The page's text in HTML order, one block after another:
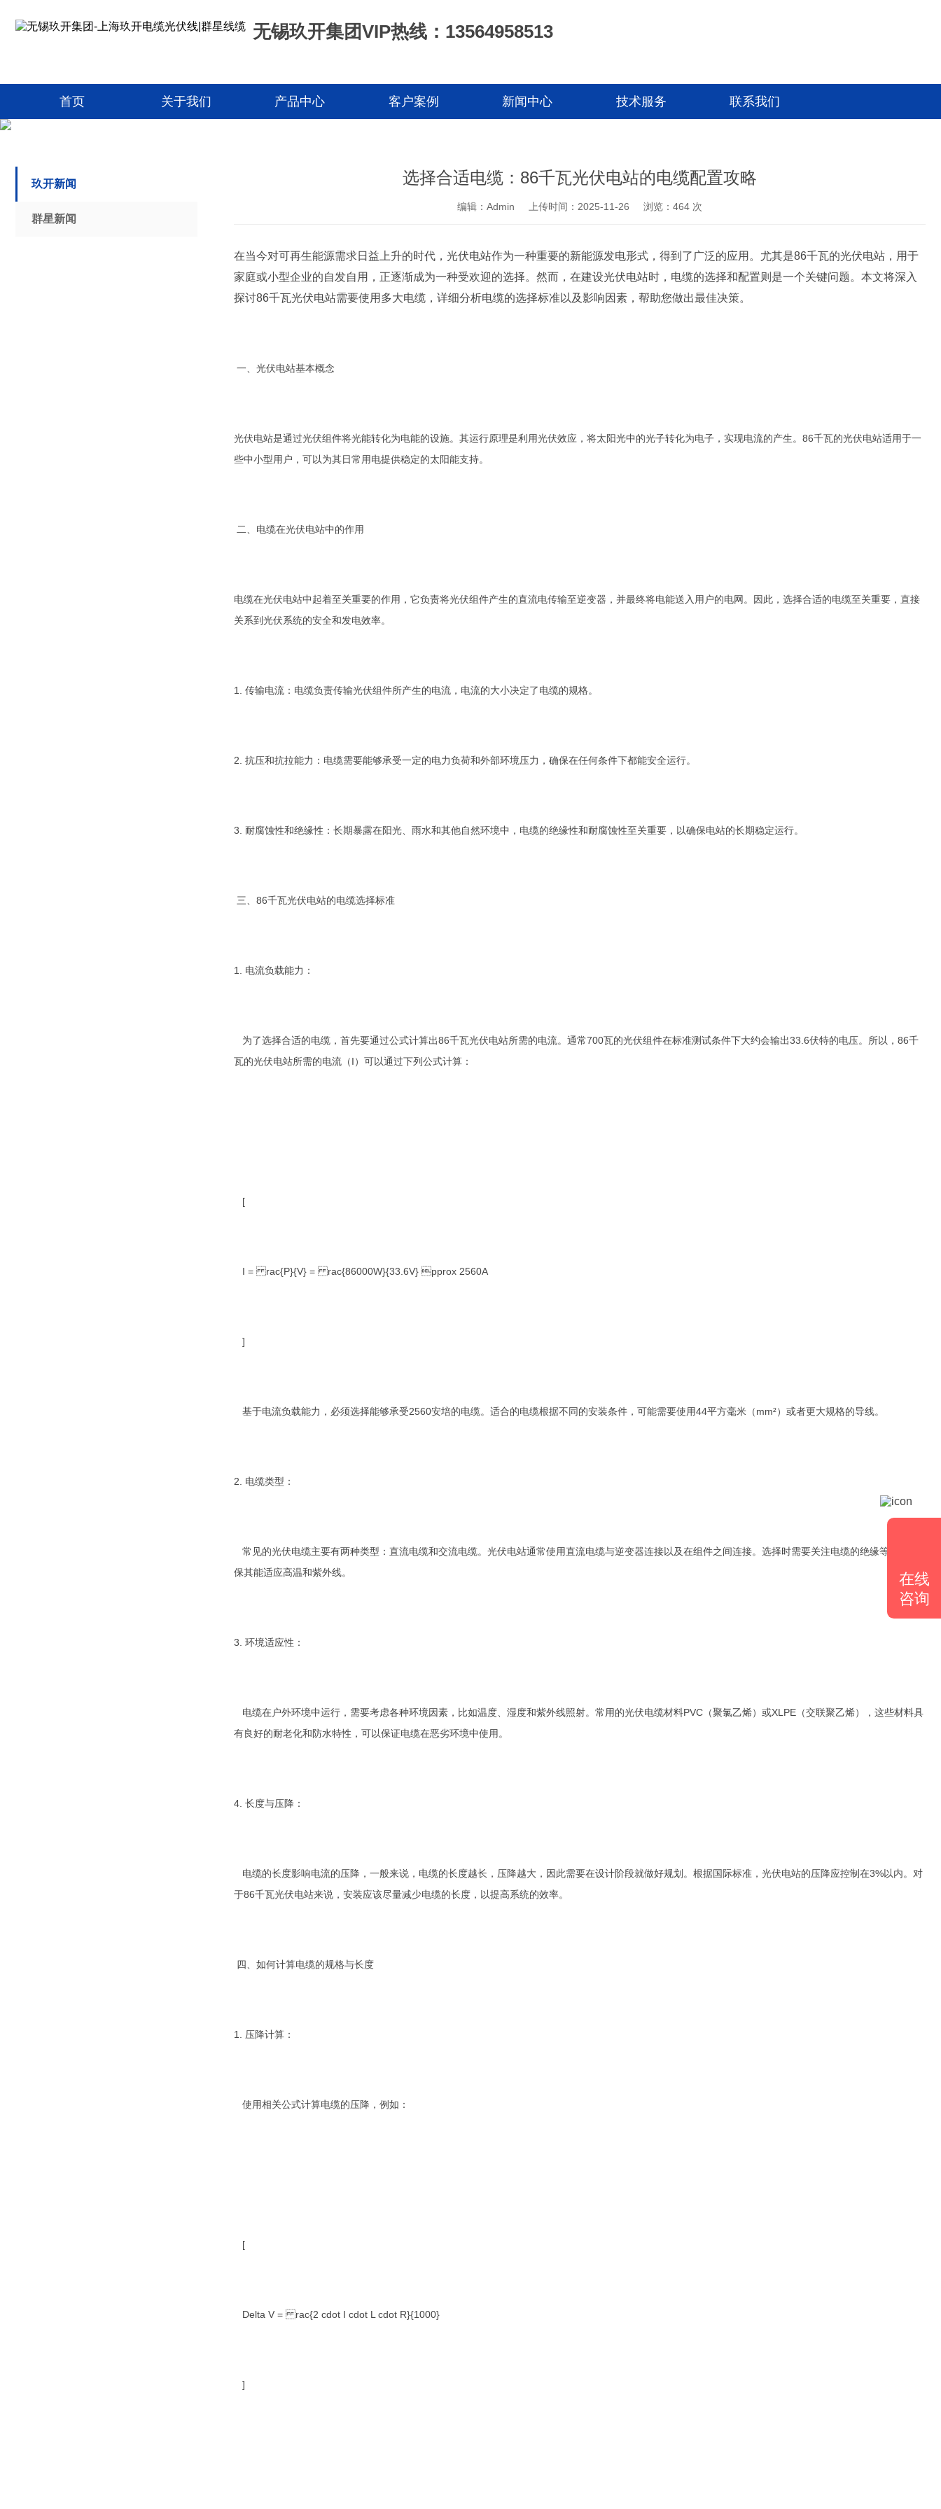
无锡玖开集团VIP热线：13564958513
首页 关于我们 产品中心 客户案例 新闻中心 技术服务 联系我们
玖开新闻
群星新闻
选择合适电缆：86千瓦光伏电站的电缆配置攻略
编辑：Admin 上传时间：2025-11-26 浏览：464 次
在当今对可再生能源需求日益上升的时代，光伏电站作为一种重要的新能源发电形式，得到了广泛的应用。尤其是86千瓦的光伏电站，用于
家庭或小型企业的自发自用，正逐渐成为一种受欢迎的选择。然而，在建设光伏电站时，电缆的选择和配置则是一个关键问题。本文将深入
探讨86千瓦光伏电站需要使用多大电缆，详细分析电缆的选择标准以及影响因素，帮助您做出最佳决策。
一、光伏电站基本概念
光伏电站是通过光伏组件将光能转化为电能的设施。其运行原理是利用光伏效应，将太阳光中的光子转化为电子，实现电流的产生。86千瓦的光伏电站适用于一
些中小型用户，可以为其日常用电提供稳定的太阳能支持。
二、电缆在光伏电站中的作用
电缆在光伏电站中起着至关重要的作用，它负责将光伏组件产生的直流电传输至逆变器，并最终将电能送入用户的电网。因此，选择合适的电缆至关重要，直接
关系到光伏系统的安全和发电效率。
1. 传输电流：电缆负责传输光伏组件所产生的电流，电流的大小决定了电缆的规格。
2. 抗压和抗拉能力：电缆需要能够承受一定的电力负荷和外部环境压力，确保在任何条件下都能安全运行。
3. 耐腐蚀性和绝缘性：长期暴露在阳光、雨水和其他自然环境中，电缆的绝缘性和耐腐蚀性至关重要，以确保电站的长期稳定运行。
三、86千瓦光伏电站的电缆选择标准
1. 电流负载能力：
为了选择合适的电缆，首先要通过公式计算出86千瓦光伏电站所需的电流。通常700瓦的光伏组件在标准测试条件下大约会输出33.6伏特的电压。所以，86千
瓦的光伏电站所需的电流（I）可以通过下列公式计算：
[
I = rac{P}{V} = rac{86000W}{33.6V} pprox 2560A
]
基于电流负载能力，必须选择能够承受2560安培的电缆。适合的电缆根据不同的安装条件，可能需要使用44平方毫米（mm²）或者更大规格的导线。
2. 电缆类型：
常见的光伏电缆主要有两种类型：直流电缆和交流电缆。光伏电站通常使用直流电缆与逆变器连接以及在组件之间连接。选择时需要关注电缆的绝缘等级，确
保其能适应高温和紫外线。
3. 环境适应性：
电缆在户外环境中运行，需要考虑各种环境因素，比如温度、湿度和紫外线照射。常用的光伏电缆材料PVC（聚氯乙烯）或XLPE（交联聚乙烯），这些材料具
有良好的耐老化和防水特性，可以保证电缆在恶劣环境中使用。
4. 长度与压降：
电缆的长度影响电流的压降，一般来说，电缆的长度越长，压降越大，因此需要在设计阶段就做好规划。根据国际标准，光伏电站的压降应控制在3%以内。对
于86千瓦光伏电站来说，安装应该尽量减少电缆的长度，以提高系统的效率。
四、如何计算电缆的规格与长度
1. 压降计算：
使用相关公式计算电缆的压降，例如：
[
Delta V = rac{2 cdot I cdot L cdot R}{1000}
]
在线
咨询